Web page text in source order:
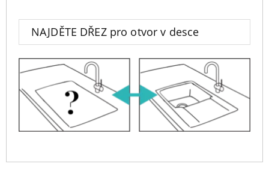
NAJDĚTE DŘEZ pro otvor v desce